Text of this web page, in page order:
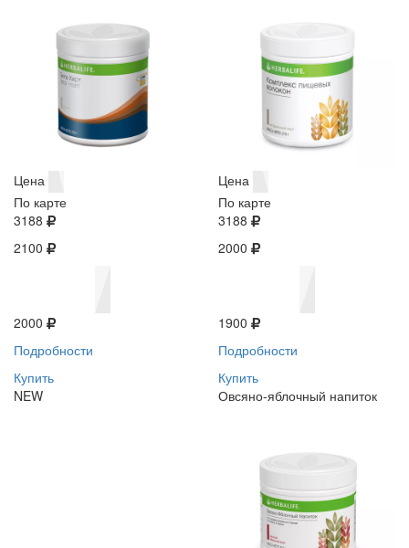
Цена
По карте
3188
2100
2000
Подробности
Купить
NEW
Цена
По карте
3188
2000
1900
Подробности
Купить
Овсяно-яблочный напиток